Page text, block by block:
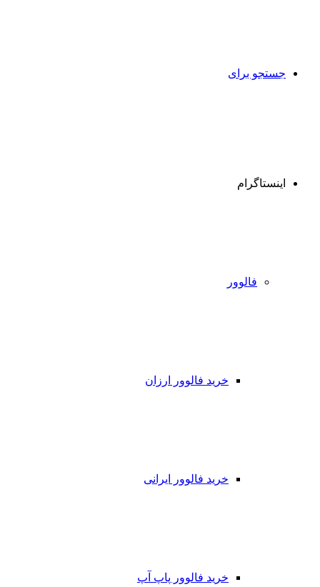
جستجو برای
اینستاگرام
فالوور
خرید فالوور ارزان
خرید فالوور ایرانی
خرید فالوور پاپ آپ